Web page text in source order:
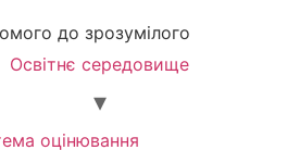
до зрозумілого
Освітнє середовище
оцінювання